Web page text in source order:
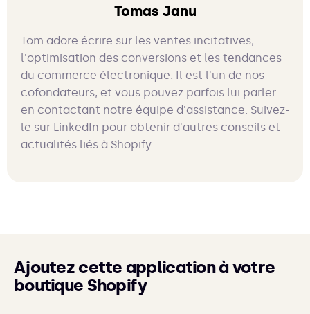
Tomas Janu
Tom adore écrire sur les ventes incitatives,
l'optimisation des conversions et les tendances
du commerce électronique. Il est l'un de nos
cofondateurs, et vous pouvez parfois lui parler
en contactant notre équipe d'assistance. Suivez-
le sur LinkedIn pour obtenir d'autres conseils et
actualités liés à Shopify.
Ajoutez cette application à votre
boutique Shopify